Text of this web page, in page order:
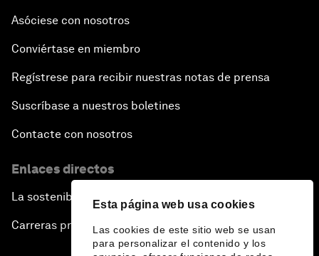
Esta página web usa cookies
Las cookies de este sitio web se usan
para personalizar el contenido y los
Asóciese con nosotros
Conviértase en miembro
Regístrese para recibir nuestras notas de prensa
Suscríbase a nuestros boletines
Contacte con nosotros
Enlaces directos
La sostenibilidad en el Foro
Carreras profesionales